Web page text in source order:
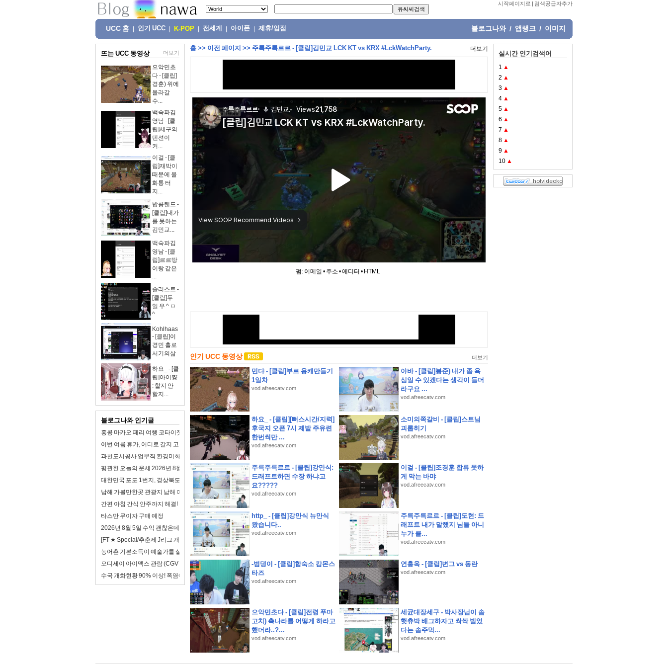
시작페이지로 | 검색공급자추가
UCC 홈 인기 UCC K-POP 전세계 아이폰 제휴/입점 블로그나와 / 앱랭크 / 이미지
뜨는 UCC 동영상 더보기
으악민초
다 - [클립]
경훈) 위에
올라갈
수...
백숙파김
영남 - [클
립]세구의
텐션이
커...
이걸 - [클
립]재박이
때문에 울
화통 터
지...
밥콩랜드 -
[클립]내가
롤 못하는
김민교...
백숙파김
영남 - [클
립]르르땅
이랑 같은
...
솔리스트 -
[클립]두
일 우 ^ ㅁ
^
Kohlhaas
- [클립]이
경민 홀로
서기의삶
하요_ - [클
립]아이쨩
: 할지 안
할지...
블로그나와 인기글
홍콩 마카오 페리 여행 코타이젯 터보젯 가격 예약
이번 여름 휴가, 어디로 갈지 고민이라면? 동해안 해수욕장 개폐장 일정 지금 바로 확인해 보세요!
과천도시공사 업무직 환경미화 면접 합격자료 자기소개 스크립트 및 실제 면접 합격 답안
평관헌 오늘의 운세 2026년 8월 7일 계축日 입추
대한민국 포도 1번지, 경상북도!
남해 가볼만한곳 관광지 남해 여행 코스
간편 아침 간식 안주까지 해결! 동원 어델리 전자레인지 40초면 끝
타스만 무이자 구매 예정
2026년 8월 5일 수익 괜찮은데? 하지만 이제 안녕.
[FT ★ Special/추춘제 J리그 개막특집 2/3] 동기부여를 가득 채워라! J리그 백년구상리그
농어촌 기본소득이 예술가를 살리는 방법
오디세이 아이맥스 관람 (CGV 천호 아이맥스)
수국 개화현황 90% 이상! 폭염에도 아름다운 옥천묘목공원
홈 >> 이전 페이지 >> 주륵주륵르르 - [클립]김민교 LCK KT vs KRX #LckWatchParty. 더보기
펌: 이메일 • 주소 •에디터 • HTML
인기 UCC 동영상 더보기
민댜 - [클립]부르 용캐만들기
1일차
vod.afreecatv.com
야바 - [클립]봉준) 내가 좀 욕
심일 수 있겠다는 생각이 들더
라구요 ...
vod.afreecatv.com
하요_ - [클립][뻐스시간/지력]
후국지 오픈 7시 제발 주유련
한번씩만 ...
vod.afreecatv.com
소미의쪽갈비 - [클립]스트님
괴롭히기
vod.afreecatv.com
주륵주륵르르 - [클립]강만식:
드래프트하면 수장 하냐고
요?????
vod.afreecatv.com
이걸 - [클립]조경훈 합류 못하
게 막는 바먀
vod.afreecatv.com
http_ - [클립]강만식 뉴만식
왔습니다..
vod.afreecatv.com
주륵주륵르르 - [클립]도현: 드
래프트 내가 말했지 님들 아니
누가 클...
vod.afreecatv.com
-범댕이 - [클립]합숙소 캄몬스
타즈
vod.afreecatv.com
연홍옥 - [클립]변그 vs 동란
vod.afreecatv.com
으악민초다 - [클립]전령 푸마
고치) 촉나라를 어떻게 하라고
했더라..?...
vod.afreecatv.com
세균대장세구 - 박사장님이 솜
햇츄박 배그하자고 싹싹 빌었
다는 솜주먹...
vod.afreecatv.com
실시간 인기검색어
1 ▲
2 ▲
3 ▲
4 ▲
5 ▲
6 ▲
7 ▲
8 ▲
9 ▲
10 ▲